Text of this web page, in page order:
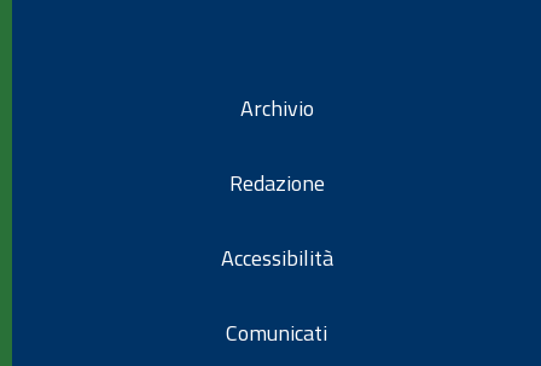
Archivio
Redazione
Accessibilità
Comunicati